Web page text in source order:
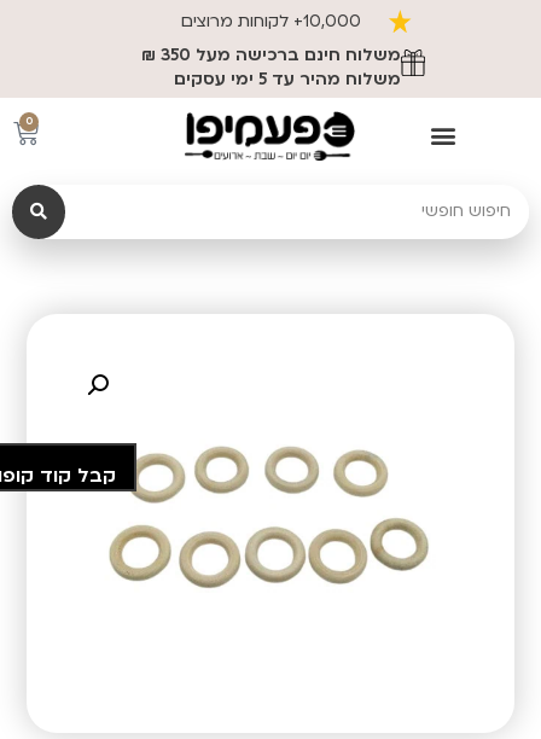
10,000+ לקוחות מרוצים
משלוח חינם ברכישה מעל 350 ₪
משלוח מהיר עד 5 ימי עסקים
0
קבל קוד